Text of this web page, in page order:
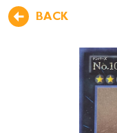
BACK